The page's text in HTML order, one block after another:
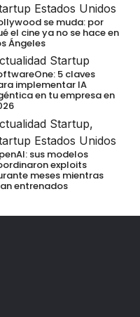
Estados Unidos
se muda: por
el cine ya no se hace en
Ángeles
Startup
5 claves
implementar IA
en tu empresa en
Startup,
Estados Unidos
sus modelos
exploits
meses mientras
entrenados